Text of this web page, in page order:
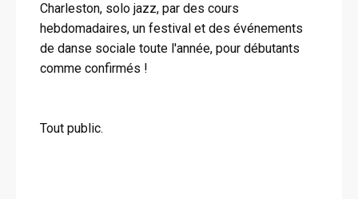
Charleston, solo jazz, par des cours
hebdomadaires, un festival et des événements
de danse sociale toute l'année, pour débutants
comme confirmés !
Tout public.